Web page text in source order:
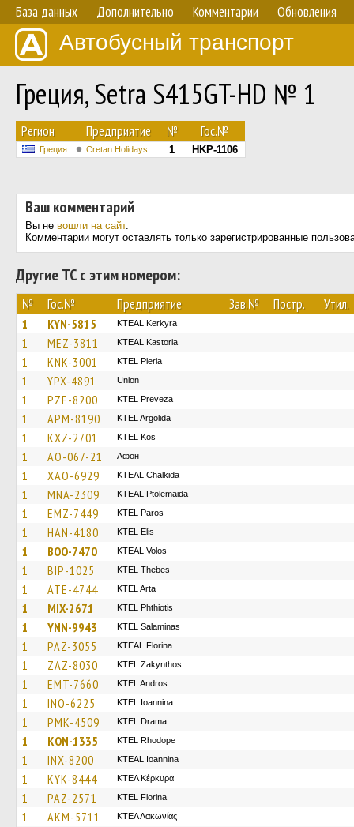
База данных Дополнительно Комментарии Обновления
Автобусный транспорт
Греция, Setra S415GT-HD № 1
Регион Предприятие № Гос.№
Греция Cretan Holidays 1 HKP-1106
Ваш комментарий
Вы не вошли на сайт.
Комментарии могут оставлять только зарегистрированные
Другие ТС с этим номером:
№ Гос.№ Предприятие Зав.№ Постр. Утил.
1 KYN-5815 KTEAL Kerkyra
1 MEZ-3811 KTEAL Kastoria
1 KNK-3001 KTEL Pieria
1 YPX-4891 Union
1 PZE-8200 KTEL Preveza
1 APM-8190 KTEL Argolida
1 KXZ-2701 KTEL Kos
1 AO-067-21 Афон
1 XAO-6929 KTEAL Chalkida
1 MNA-2309 KTEAL Ptolemaida
1 EMZ-7449 KTEL Paros
1 HAN-4180 KTEL Elis
1 BOO-7470 KTEAL Volos
1 BIP-1025 KTEL Thebes
1 ATE-4744 KTEL Arta
1 MIX-2671 ΚΤΕL Phthiotis
1 YNN-9943 KTEL Salaminas
1 PAZ-3055 KTEAL Florina
1 ZAZ-8030 KTEL Zakynthos
1 EMT-7660 KTEL Andros
1 INO-6225 KTEL Ioannina
1 PMK-4509 KTEL Drama
1 KON-1335 KTEL Rhodope
1 INX-8200 KTEAL Ioannina
1 KYK-8444 ΚΤΕΛ Κέρκυρα
1 PAZ-2571 KTEL Florina
1 AKM-5711 ΚΤΕΛ Λακωνίας